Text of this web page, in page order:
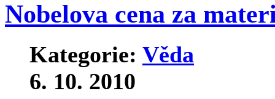
Nobelova cena za
Kategorie: Věda
6. 10. 2010